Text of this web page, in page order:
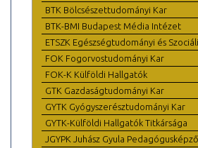
BTK Bölcsészettudományi Kar
BTK-BMI Budapest Média Intézet
ETSZK Egészségtudományi és
FOK Fogorvostudományi Kar
FOK-K Külföldi Hallgatók
GTK Gazdaságtudományi Kar
GYTK Gyógyszerésztudományi Kar
GYTK-Külföldi Hallgatók Titkársága
JGYPK Juhász Gyula